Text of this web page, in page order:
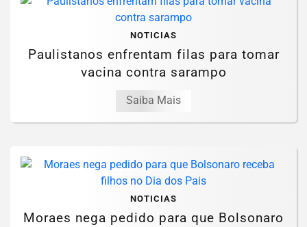
NOTICIAS
Paulistanos enfrentam filas para tomar
vacina contra sarampo
Saiba Mais
NOTICIAS
Moraes nega pedido para que Bolsonaro